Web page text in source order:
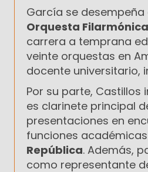
García se
Orquesta
carrera a temprana
veinte orquestas en
docente universitario,
Por su parte, Castillos
es clarinete principal
presentaciones en
funciones
República. Además,
como representante